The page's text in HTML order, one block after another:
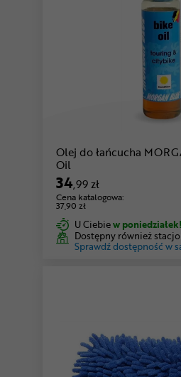
Olej do łańcucha
Oil
34,99 zł
Cena katalogowa:
37,90 zł
U Ciebiew poniedziałek!
Dostępny również
Sprawdź dostępność w